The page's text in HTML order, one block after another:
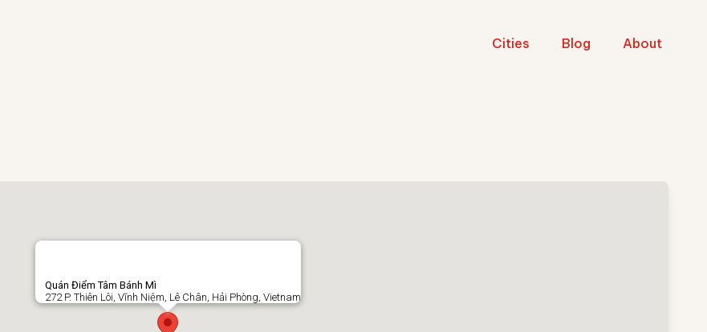
Cities Blog About
Quán Điểm Tâm Bánh Mì
272 P. Thiên Lôi, Vĩnh Niệm, Lê Chân, Hải Phòng, Vietnam